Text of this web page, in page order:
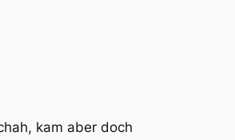
kam aber doch